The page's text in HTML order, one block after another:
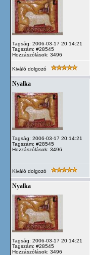
Tagság: 2006-03-17 20:14:21
Tagszám: #28545
Hozzászólások: 3496
Kiváló dolgozó
Nyalka
Tagság: 2006-03-17 20:14:21
Tagszám: #28545
Hozzászólások: 3496
Kiváló dolgozó
Nyalka
Tagság: 2006-03-17 20:14:21
Tagszám: #28545
Hozzászólások: 3496